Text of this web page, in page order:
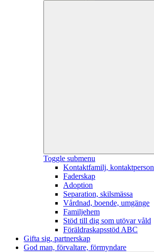
Toggle submenu
Kontaktfamilj, kontaktperson
Faderskap
Adoption
Separation, skilsmässa
Vårdnad, boende, umgänge
Familjehem
Stöd till dig som utövar våld
Föräldraskapsstöd ABC
Gifta sig, partnerskap
God man, förvaltare, förmyndare